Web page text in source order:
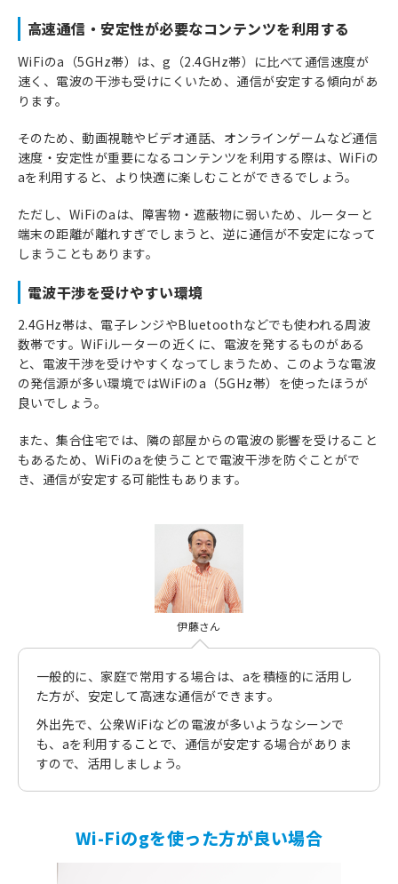
高速通信・安定性が必要なコンテンツを利用する
WiFiのa（5GHz帯）は、g（2.4GHz帯）に比べて通信速度が
速く、電波の干渉も受けにくいため、通信が安定する傾向があ
ります。
そのため、動画視聴やビデオ通話、オンラインゲームなど通信
速度・安定性が重要になるコンテンツを利用する際は、WiFiの
aを利用すると、より快適に楽しむことができるでしょう。
ただし、WiFiのaは、障害物・遮蔽物に弱いため、ルーターと
端末の距離が離れすぎでしまうと、逆に通信が不安定になって
しまうこともあります。
電波干渉を受けやすい環境
2.4GHz帯は、電子レンジやBluetoothなどでも使われる周波
数帯です。WiFiルーターの近くに、電波を発するものがある
と、電波干渉を受けやすくなってしまうため、このような電波
の発信源が多い環境ではWiFiのa（5GHz帯）を使ったほうが
良いでしょう。
また、集合住宅では、隣の部屋からの電波の影響を受けること
もあるため、WiFiのaを使うことで電波干渉を防ぐことがで
き、通信が安定する可能性もあります。
伊藤さん
一般的に、家庭で常用する場合は、aを積極的に活用し
た方が、安定して高速な通信ができます。
外出先で、公衆WiFiなどの電波が多いようなシーンで
も、aを利用することで、通信が安定する場合がありま
すので、活用しましょう。
Wi-Fiのgを使った方が良い場合